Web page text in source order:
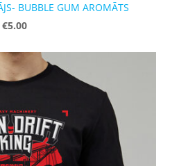
BUBBLE GUM AROMĀTS
€5.00